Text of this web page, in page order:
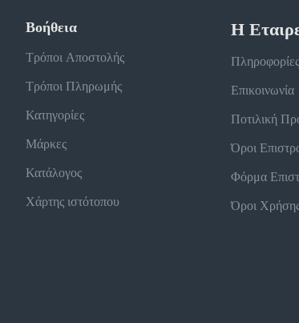
Βοήθεια
Τρόποι Αποστολής
Τρόποι Πληρωμής
Κατηγορίες
Μάρκες
Κατάλογος
Χάρτης ιστότοπου
Η
Πληροφορίες
Επικοινωνία
Ποτιλική
Όροι
Φόρμα
Όροι